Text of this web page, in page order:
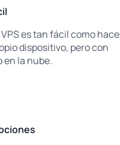
es tan fácil como
dispositivo, pero con
la nube.